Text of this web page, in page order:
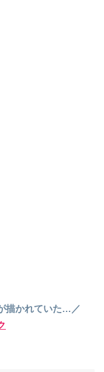
描かれていた…／